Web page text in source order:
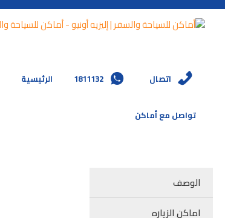
اتصال 1811132 الرئيسية
تواصل مع أماكن
الوصف
اماكن الزياره